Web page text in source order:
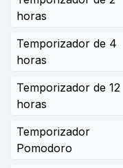
horas
Temporizador de 4
horas
Temporizador de 12
horas
Temporizador
Pomodoro